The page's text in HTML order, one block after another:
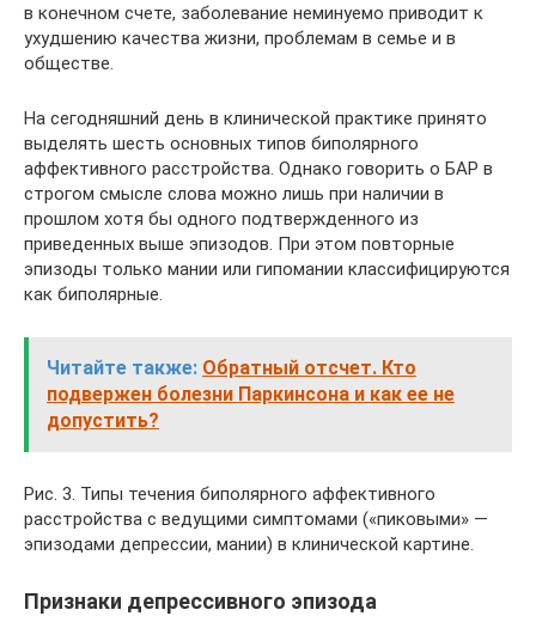
в конечном счете, заболевание неминуемо приводит к
ухудшению качества жизни, проблемам в семье и в
обществе.
На сегодняшний день в клинической практике принято
выделять шесть основных типов биполярного
аффективного расстройства. Однако говорить о БАР в
строгом смысле слова можно лишь при наличии в
прошлом хотя бы одного подтвержденного из
приведенных выше эпизодов. При этом повторные
эпизоды только мании или гипомании классифицируются
как биполярные.
Читайте также: Обратный отсчет. Кто
подвержен болезни Паркинсона и как ее не
допустить?
Рис. 3. Типы течения биполярного аффективного
расстройства с ведущими симптомами («пиковыми» —
эпизодами депрессии, мании) в клинической картине.
Признаки депрессивного эпизода